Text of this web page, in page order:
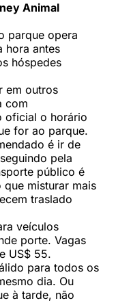
Animal
parque opera
hora antes
hóspedes
em outros
com
oficial o horário
for ao parque.
é ir de
pela
público é
misturar mais
traslado
veículos
porte. Vagas
US$ 55.
para todos os
dia. Ou
à tarde, não